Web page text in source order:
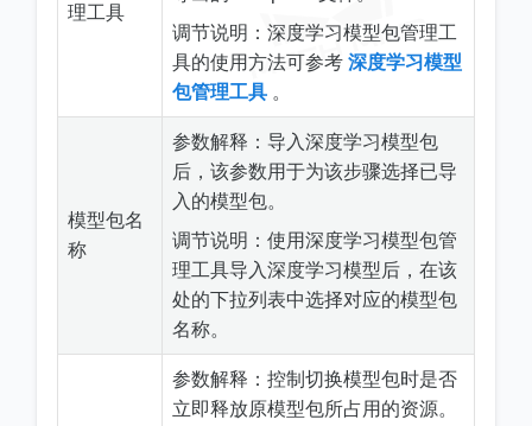
理工具
调节说明：深度学习模型包管理工
具的使用方法可参考 深度学习模型
包管理工具 。
模型包名
称
参数解释：导入深度学习模型包
后，该参数用于为该步骤选择已导
入的模型包。
调节说明：使用深度学习模型包管
理工具导入深度学习模型后，在该
处的下拉列表中选择对应的模型包
名称。
参数解释：控制切换模型包时是否
立即释放原模型包所占用的资源。